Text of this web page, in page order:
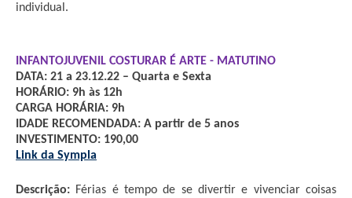
individual.
INFANTOJUVENIL COSTURAR É ARTE - MATUTINO
DATA: 21 a 23.12.22 – Quarta e Sexta
HORÁRIO: 9h às 12h
CARGA HORÁRIA: 9h
IDADE RECOMENDADA: A partir de 5 anos
INVESTIMENTO: 190,00
Link da Sympla
Descrição: Férias é tempo de se divertir e vivenciar coisas